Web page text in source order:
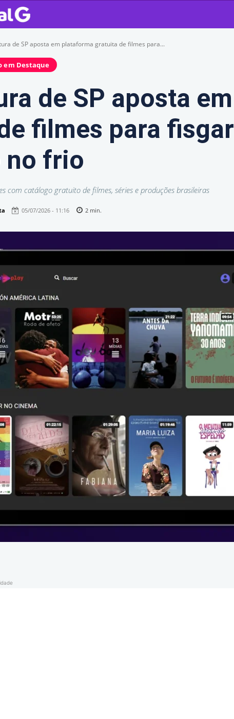
de SP aposta em plataforma gratuita de filmes para...
Destaque
de SP aposta em
filmes para fisgar
no frio
com catálogo gratuito de filmes, séries e produções brasileiras
05/07/2026 - 11:16 2 min.